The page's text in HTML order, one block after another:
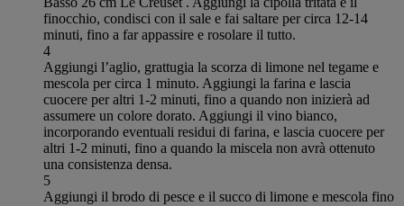
finocchio, condisci con il sale e fai saltare per circa 12-14
minuti, fino a far appassire e rosolare il tutto.
4
Aggiungi l’aglio, grattugia la scorza di limone nel tegame e
mescola per circa 1 minuto. Aggiungi la farina e lascia
cuocere per altri 1-2 minuti, fino a quando non inizierà ad
assumere un colore dorato. Aggiungi il vino bianco,
incorporando eventuali residui di farina, e lascia cuocere per
altri 1-2 minuti, fino a quando la miscela non avrà ottenuto
una consistenza densa.
5
Aggiungi il brodo di pesce e il succo di limone e mescola fino